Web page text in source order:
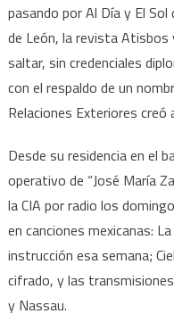
pasando por Al Día y El
de León, la revista
saltar, sin credenciales
con el respaldo de un
Relaciones Exteriores creó
Desde su residencia en el
operativo de “José María
la CIA por radio los
en canciones mexicanas:
instrucción esa semana;
cifrado, y las
y Nassau.